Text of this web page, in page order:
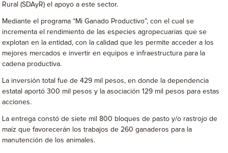
Rural (SDAyR) el apoyo a este sector.
Mediante el programa “Mi Ganado Productivo”, con el cual se
incrementa el rendimiento de las especies agropecuarias que se
explotan en la entidad, con la calidad que les permite acceder a los
mejores mercados e invertir en equipos e infraestructura para la
cadena productiva.
La inversión total fue de 429 mil pesos, en donde la dependencia
estatal aportó 300 mil pesos y la asociación 129 mil pesos para estas
acciones.
La entrega constó de siete mil 800 bloques de pasto y/o rastrojo de
maíz que favorecerán los trabajos de 260 ganaderos para la
manutención de los animales.